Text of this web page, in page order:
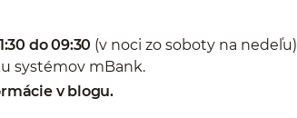
do 09:30 (v noci zo soboty na nedeľu)
systémov mBank.
v blogu.